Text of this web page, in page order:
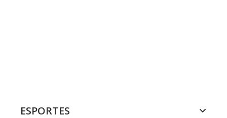
ESPORTES